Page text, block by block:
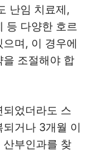
난임 치료제,
등 다양한 호르
며, 이 경우에
을 조절해야 합
었더라도 스
거나 3개월 이
산부인과를 찾